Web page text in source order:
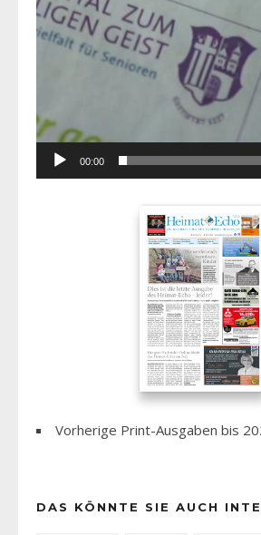
00:00
Vorherige Print-Ausgaben bis
DAS KÖNNTE SIE AUCH